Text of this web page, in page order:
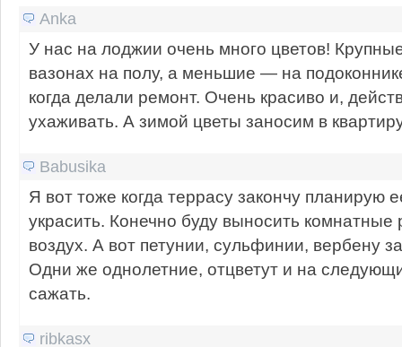
Anka
У нас на лоджии очень много цветов!
вазонах на полу, а меньшие — на
когда делали ремонт. Очень красиво и,
ухаживать. А зимой цветы заносим в
Babusika
Я вот тоже когда террасу закончу планирую
украсить. Конечно буду выносить комнатные
воздух. А вот петунии, сульфинии, вербену
Одни же однолетние, отцветут и на
сажать.
ribkasx